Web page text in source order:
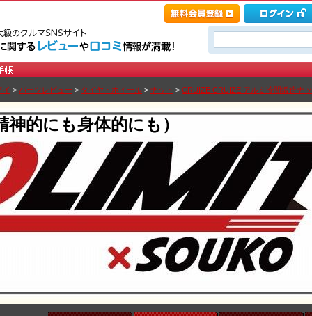
イ > パーツレビュー > タイヤ・ホイール > ナット > CRUIZE CRUIZE アルミ冷間鍛造ナ
的にも身体的にも）